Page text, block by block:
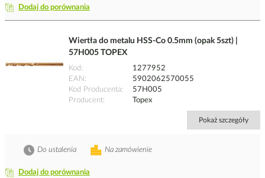
Dodaj do porównania
Wiertła do metalu HSS-Co 0.5mm (opak 5szt) |
57H005 TOPEX
Kod
1277952
EAN
5902062570055
Kod Producenta
57H005
Producent
Topex
Pokaż szczegóły
Dodaj do porównania
Na zamówienie
Do ustalenia